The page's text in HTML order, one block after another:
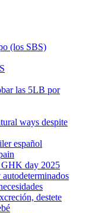
(los SBS)
las 5LB por
ways despite
español
GHK day 2025
destete